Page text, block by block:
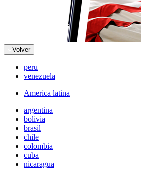
Volver
peru
venezuela
America latina
argentina
bolivia
brasil
chile
colombia
cuba
nicaragua